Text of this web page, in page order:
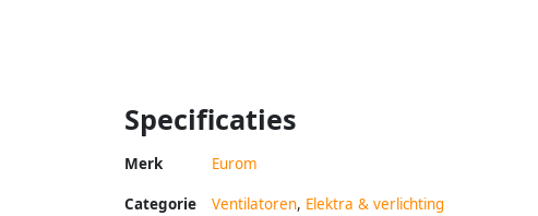
Specificaties
Merk Eurom
Categorie Ventilatoren, Elektra & verlichting